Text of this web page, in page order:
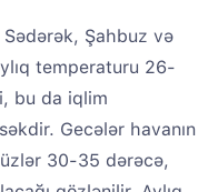
Şahbuz və
temperaturu 26-
bu da iqlim
Gecələr havanın
30-35 dərəcə,